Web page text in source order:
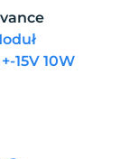
15V 10W